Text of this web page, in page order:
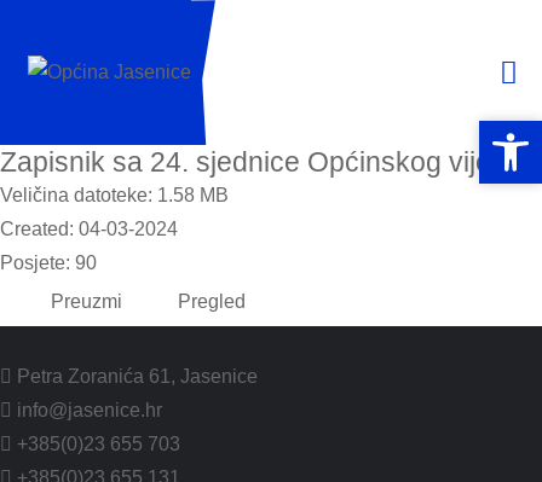
Zapisnik sa 24. sjednice Općinskog vijeća
Veličina datoteke: 1.58 MB
Created: 04-03-2024
Posjete: 90
Preuzmi
Pregled
Petra Zoranića 61, Jasenice
info@jasenice.hr
+385(0)23 655 703
+385(0)23 655 131